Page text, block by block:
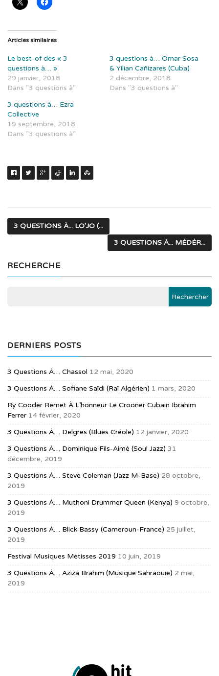
Articles similaires
Le best-of des « 3
questions à… »
29 janvier, 2018
Dans "3 questions à"
3 questions à… Omar Sosa
& Yilian Cañizares (Cuba)
2 décembre, 2018
Dans "3 questions à"
3 questions à… Ezra
Collective
19 septembre, 2018
Dans "3 questions à"
3 QUESTIONS À... LO'JO (...
3 QUESTIONS À... MÉDÉR...
RECHERCHE
DERNIERS POSTS
3 Questions À… Chassol 12 mai, 2020
3 Questions À… Sofiane Saïdi (raï Algérien) 1 mars, 2020
Ry Cooder Remet À L’honneur Le Crooner Cubain Ibrahim
Ferrer 14 février, 2020
3 Questions À… Delgres (blues Créole) 12 janvier, 2020
3 Questions À… Dominique Fils-Aimé (soul Jazz) 31
décembre, 2019
3 Questions À… Steve Coleman (jazz M-Base) 28 octobre,
2019
3 Questions À… Muthoni Drummer Queen (Kenya) 9 octobre,
2019
3 Questions À… Blick Bassy (Cameroun-France) 25 juillet,
2019
Festival Musiques Métisses 2019 10 juin, 2019
3 Questions À… Aziza Brahim (musique Sahraouie) 2 mai,
2019